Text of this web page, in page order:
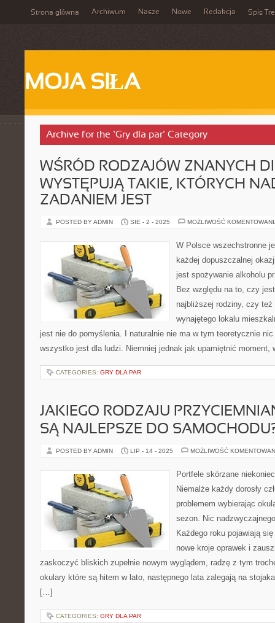
Strona główna Archiwum Nasze Nowe Redakcja Spis
MOJA SIŁA
Archive for the ‘Gry dla par’ Category
WŚRÓD RODZAJÓW ZNANYCH
WYSTĘPUJĄ TAKIE, KTÓRYCH
ZADANIEM JEST
POSTED BY ADMIN SIE - 2 - 2025 MOŻLIWOŚĆ
W Polsce wszechstronne
każdej dopuszczalnej
jest spożywanie alkoholu
Bez względu na to, czy
najbliższej rodziny, czy też
wynajętego lokalu
jest nie do pomyślenia. I naturalnie nie ma w tym teoretycznie
wszystko jest dla ludzi. Niemniej jednak jak upamiętnić
CATEGORIES: GRY DLA PAR
JAKIEGO RODZAJU
SĄ NAJLEPSZE DO
POSTED BY ADMIN LIP - 14 - 2025 MOŻLIWOŚĆ
Portfele skórzane
Niemalże każdy dorosły
problemem wybierając
sezon. Nic
Każdego roku pojawiają
nowe kroje oprawek i
zaskoczyć bliskich zupełnie nowym wyglądem, radzę z tym
okulary które są hitem w lato, następnego lata zalegają na
[…]
CATEGORIES: GRY DLA PAR